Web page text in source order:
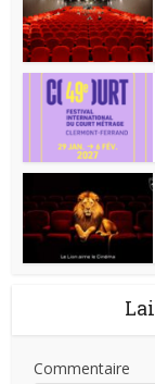
Commentaire